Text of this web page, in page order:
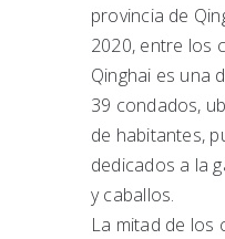
provincia de
2020, entre los
Qinghai es una
39 condados,
de habitantes,
dedicados a la
y caballos.
La mitad de los